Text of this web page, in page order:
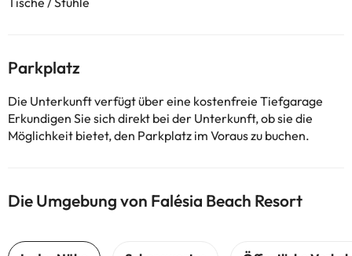
Parkplatz
Die Unterkunft verfügt über eine kostenfreie Tiefgarage
Erkundigen Sie sich direkt bei der Unterkunft, ob sie die
Möglichkeit bietet, den Parkplatz im Voraus zu buchen.
Die Umgebung von Falésia Beach Resort